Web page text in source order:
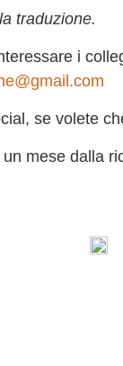
traduzione.
i
se volete
mese dalla